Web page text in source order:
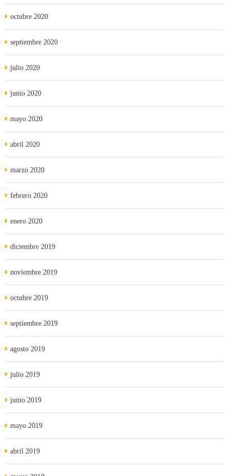
octubre 2020
septiembre 2020
julio 2020
junio 2020
mayo 2020
abril 2020
marzo 2020
febrero 2020
enero 2020
diciembre 2019
noviembre 2019
octubre 2019
septiembre 2019
agosto 2019
julio 2019
junio 2019
mayo 2019
abril 2019